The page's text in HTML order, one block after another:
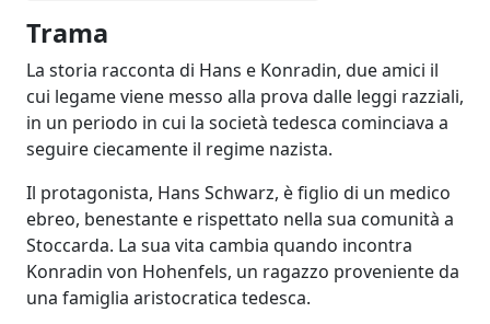
Trama
La storia racconta di Hans e Konradin, due amici il
cui legame viene messo alla prova dalle leggi razziali,
in un periodo in cui la società tedesca cominciava a
seguire ciecamente il regime nazista.
Il protagonista, Hans Schwarz, è figlio di un medico
ebreo, benestante e rispettato nella sua comunità a
Stoccarda. La sua vita cambia quando incontra
Konradin von Hohenfels, un ragazzo proveniente da
una famiglia aristocratica tedesca.